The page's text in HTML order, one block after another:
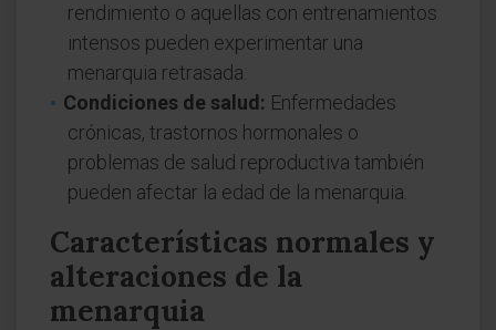
rendimiento o aquellas con entrenamientos
intensos pueden experimentar una
menarquia retrasada.
Condiciones de salud: Enfermedades
crónicas, trastornos hormonales o
problemas de salud reproductiva también
pueden afectar la edad de la menarquia.
Características normales y
alteraciones de la
menarquia